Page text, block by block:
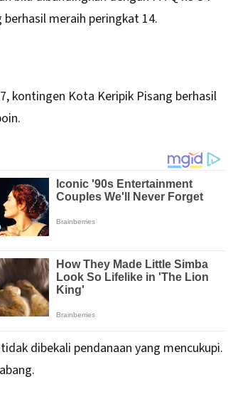
meraih peringkat 14.
kontingen Kota Keripik Pisang berhasil
dibekali pendanaan yang mencukupi.